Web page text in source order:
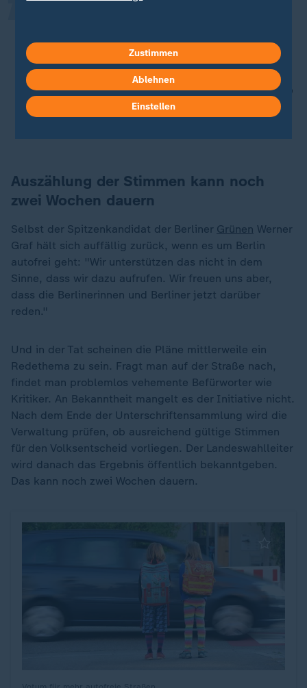
wenn ich Wege ermögliche, damit
die Bürgerinnen und Bürger
schnellstmöglich zur Arbeit kommen,
zu den Geschäften kommen.
Auszählung der Stimmen kann noch
zwei Wochen dauern
Selbst der Spitzenkandidat der Berliner Grünen Werner
Graf hält sich auffällig zurück, wenn es um Berlin
autofrei geht: "Wir unterstützen das nicht in dem
Sinne, dass wir dazu aufrufen. Wir freuen uns aber,
dass die Berlinerinnen und Berliner jetzt darüber
reden."
Und in der Tat scheinen die Pläne mittlerweile ein
Redethema zu sein. Fragt man auf der Straße nach,
findet man problemlos vehemente Befürworter wie
Kritiker. An Bekanntheit mangelt es der Initiative nicht.
Nach dem Ende der Unterschriftensammlung wird die
Verwaltung prüfen, ob ausreichend gültige Stimmen
für den Volksentscheid vorliegen. Der Landeswahlleiter
wird danach das Ergebnis öffentlich bekanntgeben.
Das kann noch zwei Wochen dauern.
Zustimmen
Ablehnen
Einstellen